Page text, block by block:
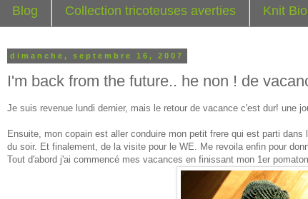
Blog Collection tricoteuses averties Knit
dimanche, septembre 16, 2007
I'm back from the future.. he non ! de
Je suis revenue lundi dernier, mais le retour de vacance c'est dur! une
Ensuite, mon copain est aller conduire mon petit frere qui est parti
du soir. Et finalement, de la visite pour le WE. Me revoila enfin pour
Tout d'abord j'ai commencé mes vacances en finissant mon 1er